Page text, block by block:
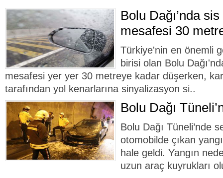
Bolu Dağı’nda
mesafesi 30
Türkiye'nin en önemli
birisi olan Bolu
mesafesi yer yer 30 metreye kadar düşerken,
tarafından yol kenarlarına sinyalizasyon si..
Bolu Dağı
Bolu Dağı Tüneli’nde
otomobilde çıkan
hale geldi. Yangın
uzun araç kuyrukları